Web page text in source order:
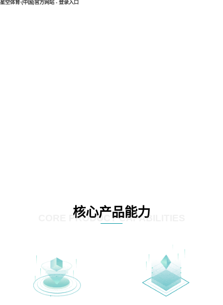
星空体育·(中国)官方网站 - 登录入口
核心产品能力
CORE PRODUCT CAPABILITIES